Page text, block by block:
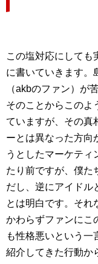
この塩対応にしても
に書いていきます。
（akbのファン）が
そのことからこのよ
ていますが、その真
ーとは異なった方向
うとしたマーケティ
たり前ですが、僕た
だし、逆にアイドル
とは明白です。それ
かわらずファンにこ
も性格悪いという一
紹介してきた行動か